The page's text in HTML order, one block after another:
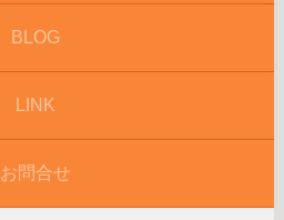
BLOG
LINK
お問合せ